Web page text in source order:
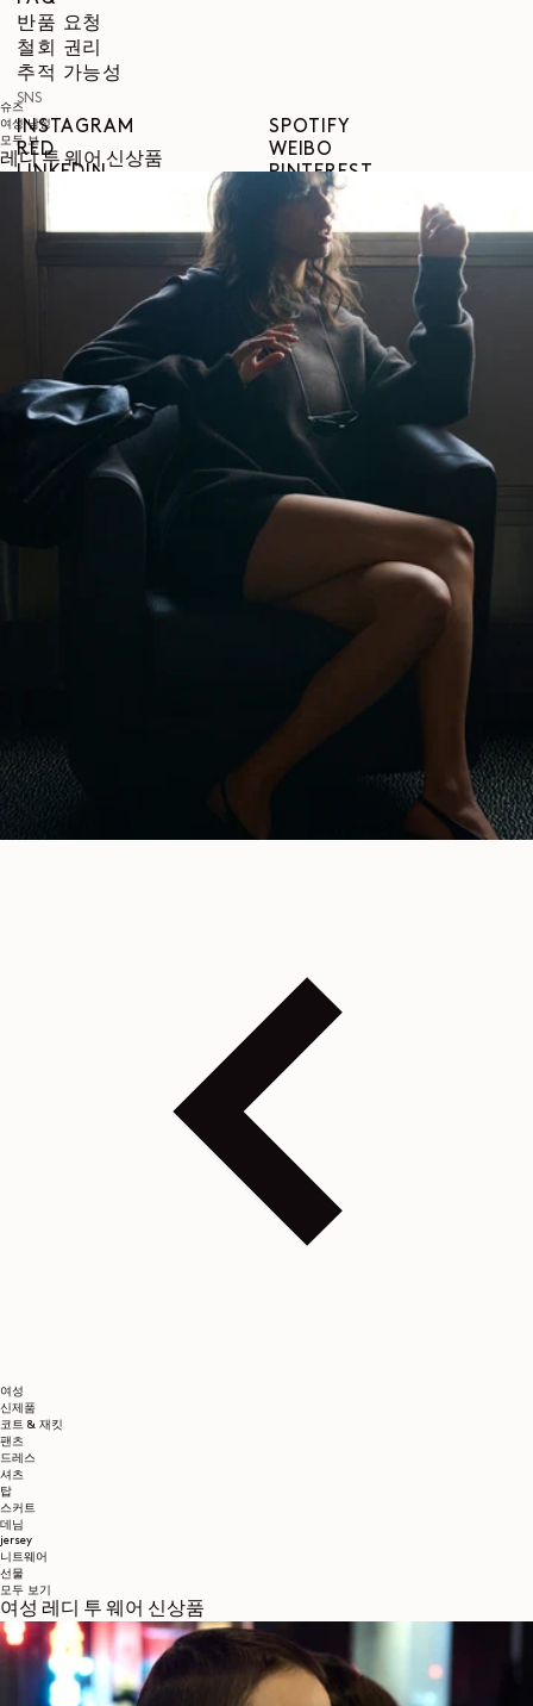
슈즈
여성 남성
모두 보
레디 투 웨어 신상품
여성
신제품
코트 & 재킷
팬츠
드레스
셔츠
탑
스커트
데님
jersey
니트웨어
선물
모두 보기
여성 레디 투 웨어 신상품
반품 요청
철회 권리
추적 가능성
SNS
INSTAGRAM
RED
LINKEDIN
SPOTIFY
WEIBO
PINTEREST
YOUTUBE
개인정보 보호정책
성평등지수
COOKIES SETTINGS